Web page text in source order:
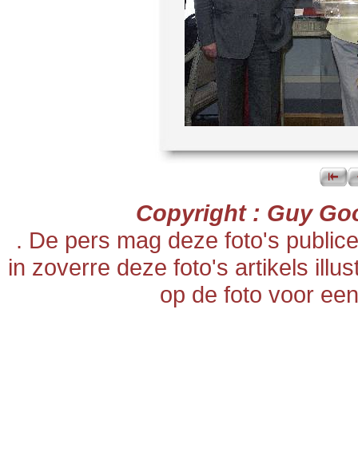
Copyright : Guy
. De pers mag deze foto's
in zoverre deze foto's artikels
op de foto voor